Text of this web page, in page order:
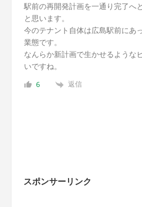
駅前の再開発計画を一通り完了へ
と思います。
今のテナント自体は広島駅前にあ
業態です。
なんらか新計画で生かせるような
いですね。
6 返信
スポンサーリンク